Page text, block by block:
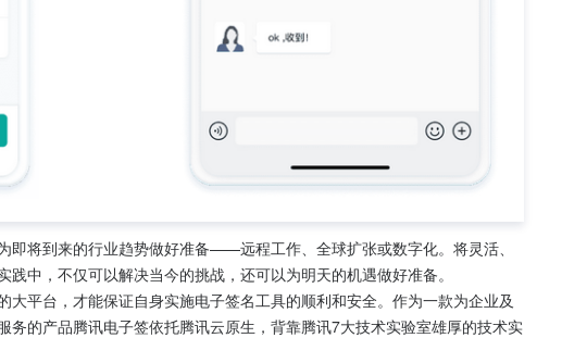
即将到来的行业趋势做好准备——远程工作、全球扩张或数字化。将灵活、
中，不仅可以解决当今的挑战，还可以为明天的机遇做好准备。
平台，才能保证自身实施电子签名工具的顺利和安全。作为一款为企业及
务的产品腾讯电子签依托腾讯云原生，背靠腾讯7大技术实验室雄厚的技术实